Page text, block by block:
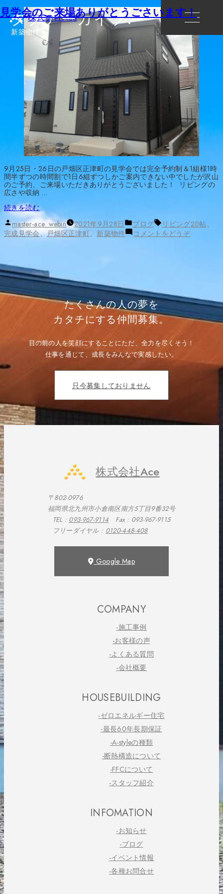
株式会社Ace
タグアーカイブ:
新築物件
見学会のご来場ありがとうごさいます！
9月25日・26日の戸畑区正津町の見学会では完全予約制＆1組様1時
間半ずつの時間割で1日6組ずつしかご案内できない中でしたが沢山
のご予約、ご来場いただきありがとうございました！ リビングの
広さや収納 …
“見
学
会
の
ご
あ
り
が
う
続きを読む
投
稿
者:
master-ace_webin 2021年9月28日
カ
テ
ゴ
ブログ
タ
グ:
リビング20帖、
完成見学会、戸畑区正津町、新築物件 コメントをどうぞ(見
学
り
が
う
い
たくさんの人の夢を
カタチにする仲間募集。
目の前の人を笑顔にすることにただ、全力を尽くそう！
仕事を通じて、成長をみんなで実感したい。
只今募集しておりません
株式会社Ace
〒802-0976
福岡県北九州市小倉南区南方5丁目9番32号
TEL : 093-967-9114 Fax : 093-967-9115
フリーダイヤル : 0120-448-408
Google Map
COMPANY
-施工事例
-お客様の声
-よくある質問
-会社概要
HOUSEBUILDING
-ゼロエネルギー住宅
-最長60年長期保証
-A-styleの種類
-断熱構造について
-FFCについて
-スタッフ紹介
INFOMATION
-お知らせ
-ブログ
-イベント情報
-各種お問合せ